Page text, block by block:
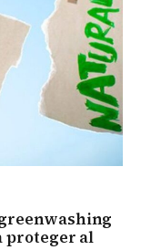
proteger al